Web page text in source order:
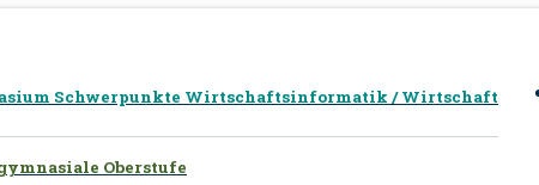
Schwerpunkte Wirtschaftsinformatik / Wirtschaft
Oberstufe